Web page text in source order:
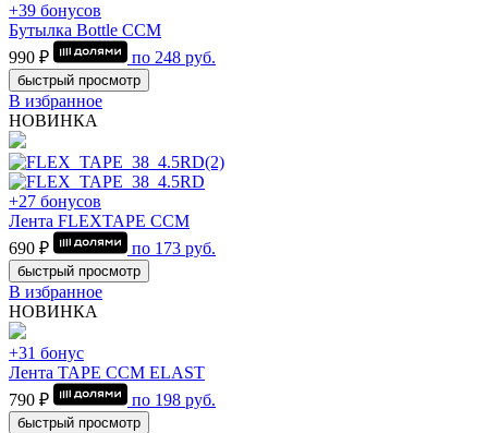
+39 бонусов
Бутылка Bottle CCM
990 ₽
по 248 руб.
быстрый просмотр
В избранное
НОВИНКА
+27 бонусов
Лента FLEXTAPE CCM
690 ₽
по 173 руб.
быстрый просмотр
В избранное
НОВИНКА
+31 бонус
Лента TAPE CCM ELAST
790 ₽
по 198 руб.
быстрый просмотр